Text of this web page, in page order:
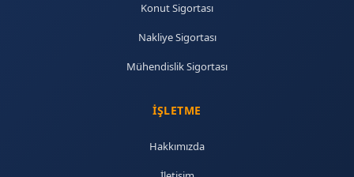
Konut Sigortası
Nakliye Sigortası
Mühendislik Sigortası
İŞLETME
Hakkımızda